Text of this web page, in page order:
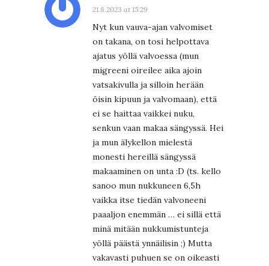
21.8.2023 at 15:29
Nyt kun vauva-ajan valvomiset
on takana, on tosi helpottava
ajatus yöllä valvoessa (mun
migreeni oireilee aika ajoin
vatsakivulla ja silloin herään
öisin kipuun ja valvomaan), että
ei se haittaa vaikkei nuku,
senkun vaan makaa sängyssä. Hei
ja mun älykellon mielestä
monesti hereillä sängyssä
makaaminen on unta :D (ts. kello
sanoo mun nukkuneen 6,5h
vaikka itse tiedän valvoneeni
paaaljon enemmän … ei sillä että
minä mitään nukkumistunteja
yöllä päästä ynnäilisin ;) Mutta
vakavasti puhuen se on oikeasti